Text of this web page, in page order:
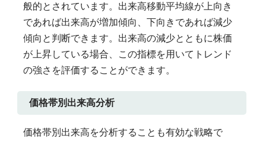
般的とされています。出来高移動平均線が上向き
であれば出来高が増加傾向、下向きであれば減少
傾向と判断できます。出来高の減少とともに株価
が上昇している場合、この指標を用いてトレンド
の強さを評価することができます。
価格帯別出来高分析
価格帯別出来高を分析することも有効な戦略で